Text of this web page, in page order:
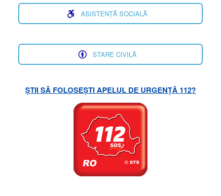
ASISTENȚĂ SOCIALĂ
STARE CIVILĂ
ȘTII SĂ FOLOSEȘTI APELUL DE URGENȚĂ 112?